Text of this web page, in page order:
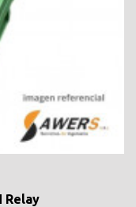
Relay